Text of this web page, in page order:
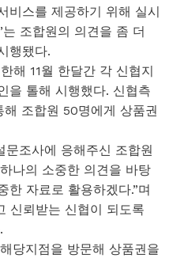
비스를 제공하기 위해 실시
는 조합원의 의견을 좀 더
행됐다.
해 11월 한달간 각 신협지
을 톨해 시행했다. 신협측
조합원 50명에게 상품권
문조사에 응해주신 조합원
나의 소중한 의견을 바탕
한 자료로 활용하겠다.”며
신뢰받는 신협이 되도록
당지점을 방문해 상품권을